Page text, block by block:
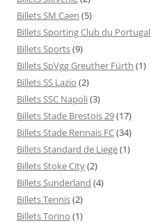
Billets SM Caen (5)
Billets Sporting Club du Portugal
Billets Sports(9)
Billets SpVgg Greuther Fürth (1)
Billets SS Lazio (2)
Billets SSC Napoli(3)
Billets Stade Brestois 29(17)
Billets Stade Rennais FC(34)
Billets Standard de Liege(1)
Billets Stoke City(2)
Billets Sunderland (4)
Billets Tennis(2)
Billets Torino (1)